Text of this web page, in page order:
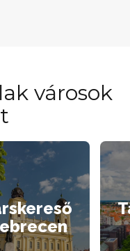
városok